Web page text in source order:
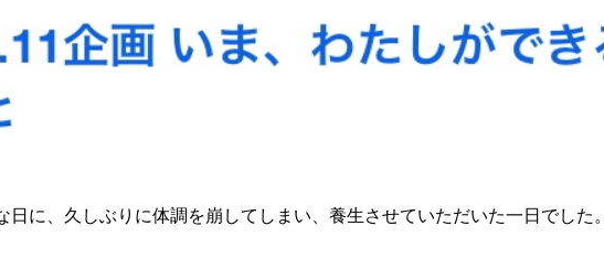
日に、久しぶりに体調を崩してしまい、養生させていただいた一日でした。